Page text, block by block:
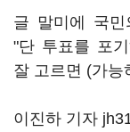
글 말미에 국
"단 투표를 포
잘 고르면 (가능
이진하 기자